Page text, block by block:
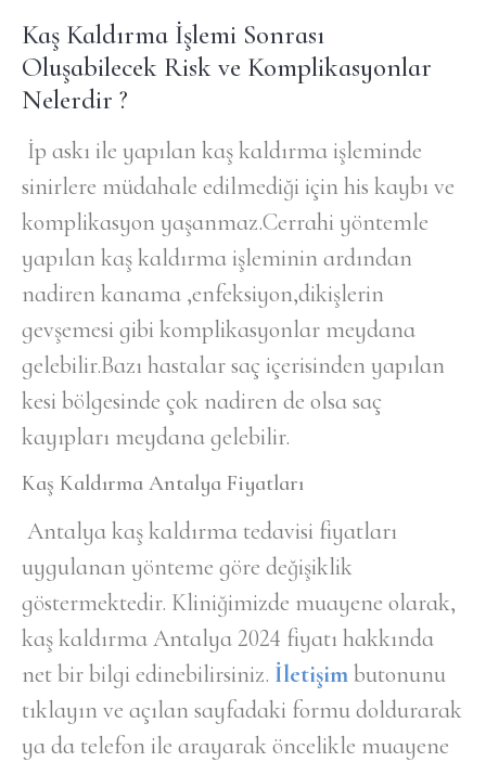
Kaş Kaldırma İşlemi Sonrası
Oluşabilecek Risk ve Komplikasyonlar
Nelerdir ?
İp askı ile yapılan kaş kaldırma işleminde
sinirlere müdahale edilmediği için his kaybı ve
komplikasyon yaşanmaz.Cerrahi yöntemle
yapılan kaş kaldırma işleminin ardından
nadiren kanama ,enfeksiyon,dikişlerin
gevşemesi gibi komplikasyonlar meydana
gelebilir.Bazı hastalar saç içerisinden yapılan
kesi bölgesinde çok nadiren de olsa saç
kayıpları meydana gelebilir.
Kaş Kaldırma Antalya Fiyatları
Antalya kaş kaldırma tedavisi fiyatları
uygulanan yönteme göre değişiklik
göstermektedir. Kliniğimizde muayene olarak,
kaş kaldırma Antalya 2024 fiyatı hakkında
net bir bilgi edinebilirsiniz. İletişimbutonunu
tıklayın ve açılan sayfadaki formu doldurarak
ya da telefon ile arayarak öncelikle muayene